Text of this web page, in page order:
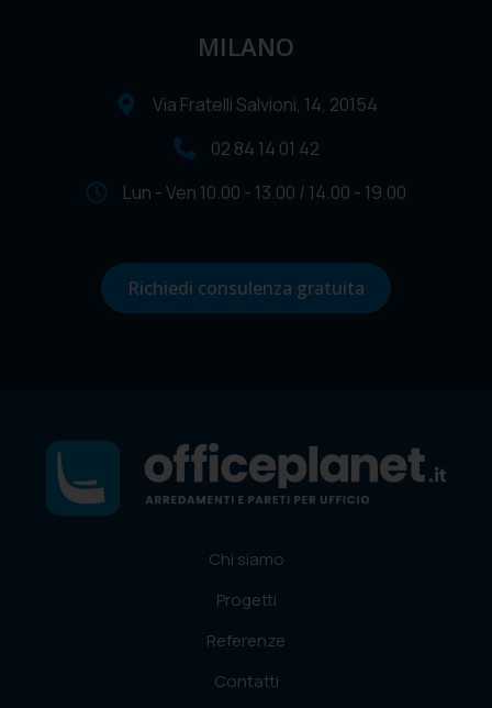
MILANO
Via Fratelli Salvioni, 14, 20154
02 84 14 01 42
Lun - Ven 10.00 - 13.00 / 14.00 - 19.00
Richiedi consulenza gratuita
Chi siamo
Progetti
Referenze
Contatti